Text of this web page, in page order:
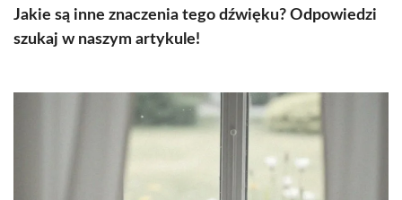
Jakie są inne znaczenia tego dźwięku? Odpowiedzi
szukaj w naszym artykule!